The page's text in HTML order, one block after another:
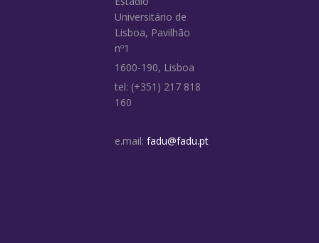
Universitário de
Lisboa, Pavilhão
nº1
1600-190, Lisboa
tel: (+351) 217 818
160
e.mail: fadu@fadu.pt